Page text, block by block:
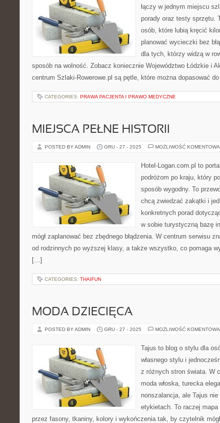
łączy w jednym miejscu
porady oraz testy sprzętu.
osób, które lubią kręcić
planować wycieczki bez
dla tych, którzy widzą w
sposób na wolność. Zobacz koniecznie Województwo Łódzkie i
centrum Szlaki-Rowerowe.pl są pętle, które można dopasować
CATEGORIES: PRAWA PACJENTA I PRAWO MEDYCZNE
MIEJSCA PEŁNE HISTORII
POSTED BY ADMIN GRU - 27 - 2025 MOŻLIWOŚĆ
Hotel-Logan.com.pl to
podróżom po kraju, który
sposób wygodny. To
chcą zwiedzać zakątki i
konkretnych porad
w sobie turystyczną bazę
mógł zaplanować bez zbędnego błądzenia. W centrum serwisu
od rodzinnych po wyższej klasy, a także wszystko, co pomaga
[…]
CATEGORIES: THAIFUN
MODA DZIECIĘCA
POSTED BY ADMIN GRU - 27 - 2025 MOŻLIWOŚĆ
Tajus to blog o stylu dla
własnego stylu i
z różnych stron świata. W
moda włoska, turecka
nonszalancja, ale Tajus
etykietach. To raczej
przez fasony, tkaniny, kolory i wykończenia tak, by czytelnik